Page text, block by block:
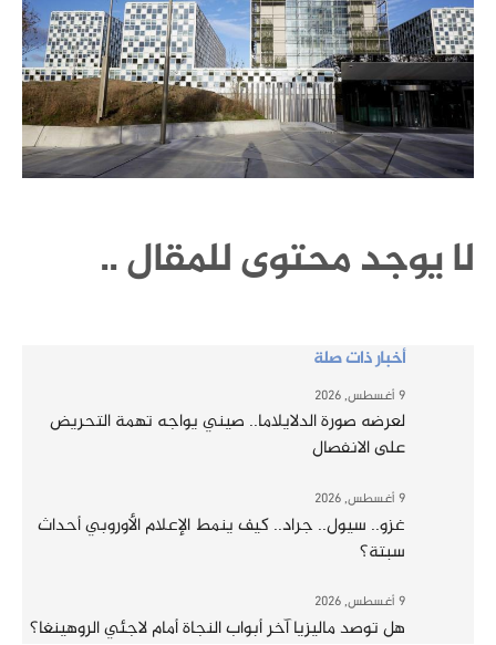
لا يوجد محتوى للمقال ..
أخبار ذات صلة
9 أغسطس, 2026
لعرضه صورة الدلايلاما.. صيني يواجه تهمة التحريض
على الانفصال
9 أغسطس, 2026
غزو.. سيول.. جراد.. كيف ينمط الإعلام الأوروبي أحداث
سبتة؟
9 أغسطس, 2026
هل توصد ماليزيا آخر أبواب النجاة أمام لاجئي الروهينغا؟